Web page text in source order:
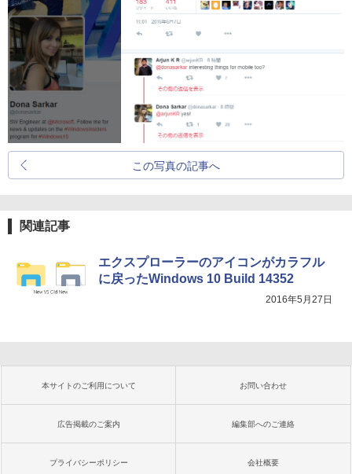
この写真の記事へ
関連記事
エクスプローラーのアイコンがカラフル
に戻ったWindows 10 Build 14352
2016年5月27日
本サイトのご利用について お問い合わせ
広告掲載のご案内 編集部へのご連絡
プライバシーポリシー 会社概要